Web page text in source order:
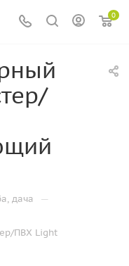
0
дача —
ПВХ Light